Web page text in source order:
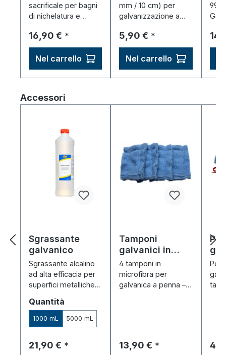
sacrificale per bagni
di nichelatura e
nichel, riduce il
consumo, migliora la
deposizione.
Prezzo normale:
16,90 € *
Nel carrello
mm / 10 cm) per
galvanizzazione a
(GalvanoBrush) –
facilmente
sostituibile.
Prezzo normale:
5,90 € *
Nel carrello
una
Salta la galleria dei prodotti
Accessori
Sgrassante
galvanico
Sgrassante alcalino
ad alta efficacia per
superfici metalliche
pretrattamento
ideale per
galvanizzazione e
Seleziona
Quantità
1000 mL 5000 mL
Prezzo normale:
21,90 € *
Tamponi
galvanici in
microfibra (4
pezzi)
4 tamponi in
microfibra per
galvanica a penna –
Prezzo normale:
13,90 € *